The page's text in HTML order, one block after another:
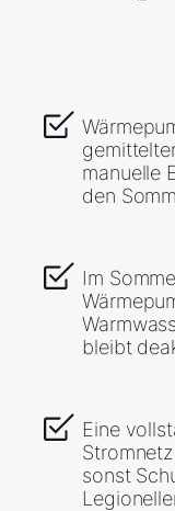
manuelle
den
Im
bleibt
Eine
sonst